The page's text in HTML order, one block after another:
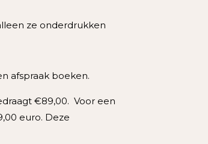
ze onderdrukken
afspraak boeken.
€89,00. Voor een
euro. Deze